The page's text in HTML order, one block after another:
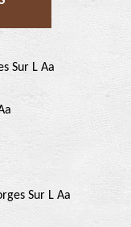
Sur L Aa
Sur L Aa